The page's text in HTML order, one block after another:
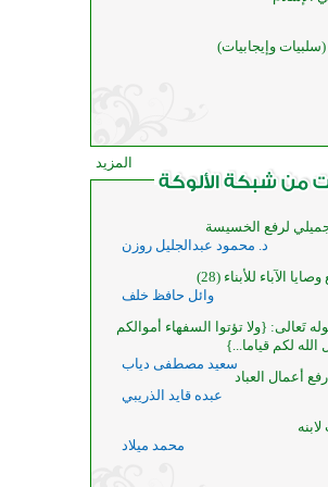
(سلبيات وإيجابيات)
المزيد
لرفع الخسيسة
د. محمود عبدالجليل روزن
الآباء للأبناء (28)
وائل حافظ خلف
تَعالى: {ولا تؤتوا السفهاء أموالكم
الله لكم قياما...}
سعيد مصطفى دياب
أعمال العباد
عبده قايد الذريبي
محمد ميلاد